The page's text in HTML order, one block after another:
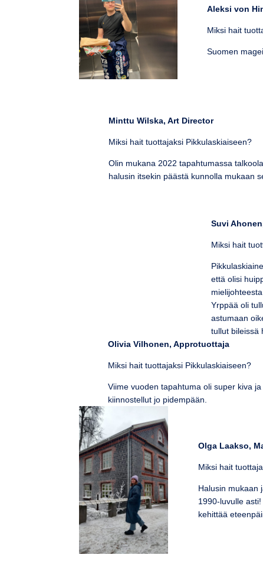
Aleksi von
Miksi hait
Suomen
Minttu Wilska, Art Director
Miksi hait tuottajaksi Pikkulaskiaiseen?
Olin mukana 2022 tapahtumassa
halusin itsekin päästä kunnolla mukaan
Suvi
Miksi hait
että olisi
Yrppää oli
astumaan
tullut bileissä
Olivia Vilhonen, Approtuottaja
Miksi hait tuottajaksi Pikkulaskiaiseen?
Viime vuoden tapahtuma oli super kiva
kiinnostellut jo pidempään.
Olga Laakso,
Miksi hait
Halusin mukaan
1990-luvulle
kehittää